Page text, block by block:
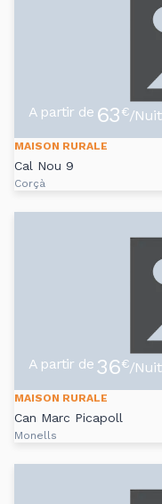
A partir de 63€/Nuit
MAISON RURALE
Cal Nou 9
Corçà
A partir de 36€/Nuit
MAISON RURALE
Can Marc Picapoll
Monells